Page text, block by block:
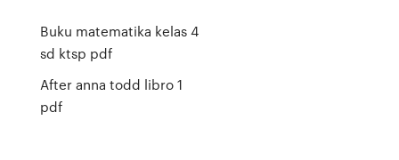
Buku matematika kelas 4
sd ktsp pdf
After anna todd libro 1
pdf